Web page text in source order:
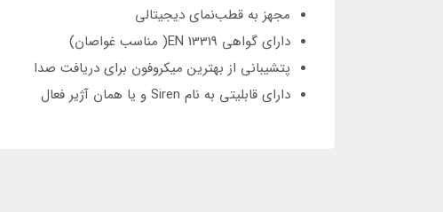
مجهز به قطب‌نمای دیجیتالی
دارای گواهی EN 13319( مناسب غواصان)
پتشیبانی از بهترین میکروفون برای دریافت صدا
دارای قابلیتی به نام Siren و یا همان آژیر فعال